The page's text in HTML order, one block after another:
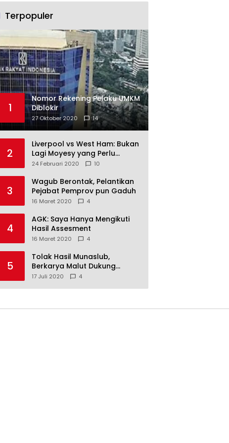
Terpopuler
1
Nomor Rekening Pelaku UMKM
Diblokir
27 Oktober 2020 14
2
Liverpool vs West Ham: Bukan
Lagi Moyesy yang Perlu
Ditakuti
24 Februari 2020 10
3
Wagub Berontak, Pelantikan
Pejabat Pemprov pun Gaduh
16 Maret 2020 4
4
AGK: Saya Hanya Mengikuti
Hasil Assesment
16 Maret 2020 4
5
Tolak Hasil Munaslub,
Berkarya Malut Dukung
Tommy Soeharto
17 Juli 2020 4